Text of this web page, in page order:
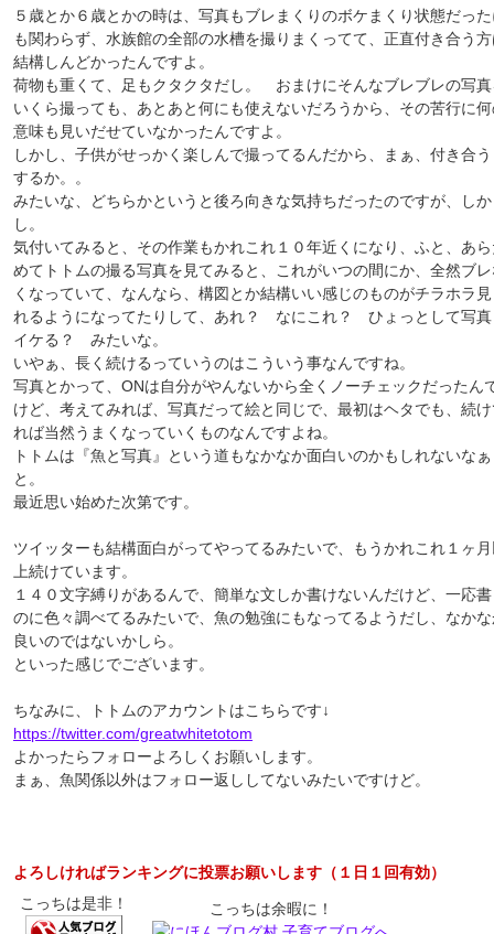
５歳とか６歳とかの時は、写真もブレまくりのボケまくり状態だっ
も関わらず、水族館の全部の水槽を撮りまくってて、正直付き合う
結構しんどかったんですよ。
荷物も重くて、足もクタクタだし。 おまけにそんなブレブレの写
いくら撮っても、あとあと何にも使えないだろうから、その苦行に
意味も見いだせていなかったんですよ。
しかし、子供がせっかく楽しんで撮ってるんだから、まぁ、付き合
するか。。
みたいな、どちらかというと後ろ向きな気持ちだったのですが、しか
し。
気付いてみると、その作業もかれこれ１０年近くになり、ふと、あ
めてトトムの撮る写真を見てみると、これがいつの間にか、全然ブ
くなっていて、なんなら、構図とか結構いい感じのものがチラホラ
れるようになってたりして、あれ？ なにこれ？ ひょっとして写真
イケる？ みたいな。
いやぁ、長く続けるっていうのはこういう事なんですね。
写真とかって、ONは自分がやんないから全くノーチェックだったん
けど、考えてみれば、写真だって絵と同じで、最初はヘタでも、続
れば当然うまくなっていくものなんですよね。
トトムは『魚と写真』という道もなかなか面白いのかもしれないなぁ
と。
最近思い始めた次第です。
ツイッターも結構面白がってやってるみたいで、もうかれこれ１ヶ
上続けています。
１４０文字縛りがあるんで、簡単な文しか書けないんだけど、一応
のに色々調べてるみたいで、魚の勉強にもなってるようだし、なか
良いのではないかしら。
といった感じでございます。
ちなみに、トトムのアカウントはこちらです↓
https://twitter.com/greatwhitetotom
よかったらフォローよろしくお願いします。
まぁ、魚関係以外はフォロー返ししてないみたいですけど。
よろしければランキングに投票お願いします（１日１回有効）
こっちは是非！
こっちは余暇に！